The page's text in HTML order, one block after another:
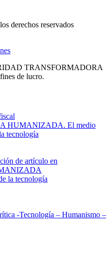
derechos reservados
TRANSFORMADORA
de lucro.
HUMANIZADA. El medio
tecnología
de artículo en
la tecnología
-Tecnología – Humanismo –